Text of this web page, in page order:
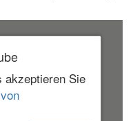
akzeptieren Sie